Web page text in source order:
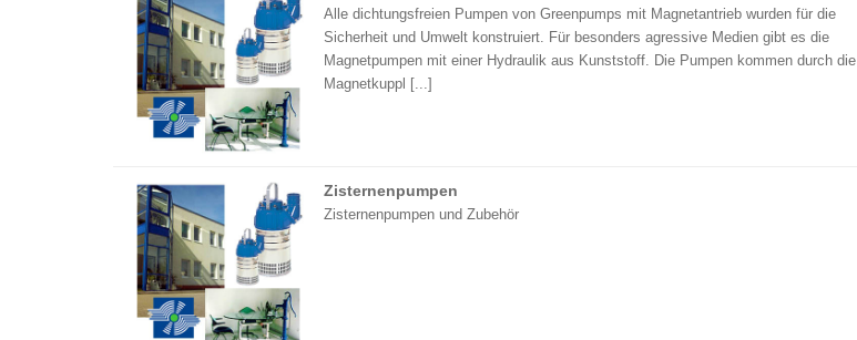
Alle dichtungsfreien Pumpen von Greenpumps mit Magnetantrieb wurden für die
Sicherheit und Umwelt konstruiert. Für besonders agressive Medien gibt es die
Magnetpumpen mit einer Hydraulik aus Kunststoff. Die Pumpen kommen durch die
Magnetkuppl [...]
Zisternenpumpen
Zisternenpumpen und Zubehör